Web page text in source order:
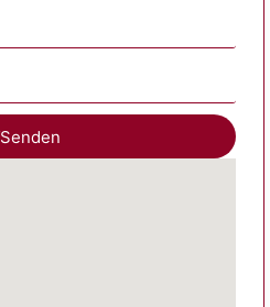
Senden